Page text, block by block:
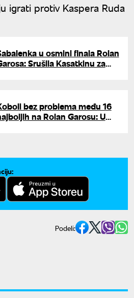
igrati protiv Kaspera Ruda
u osmini finala Rolan
Srušila Kasatkinu za
bez problema među 16
na Rolan Garosu: U
Podeli: